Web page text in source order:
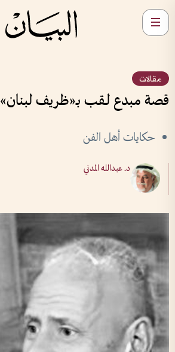
مقالات
قصة مبدع لـقب بـ«ظريف لبنان»
حكايات أهل الفن
د. عبدالله المدني